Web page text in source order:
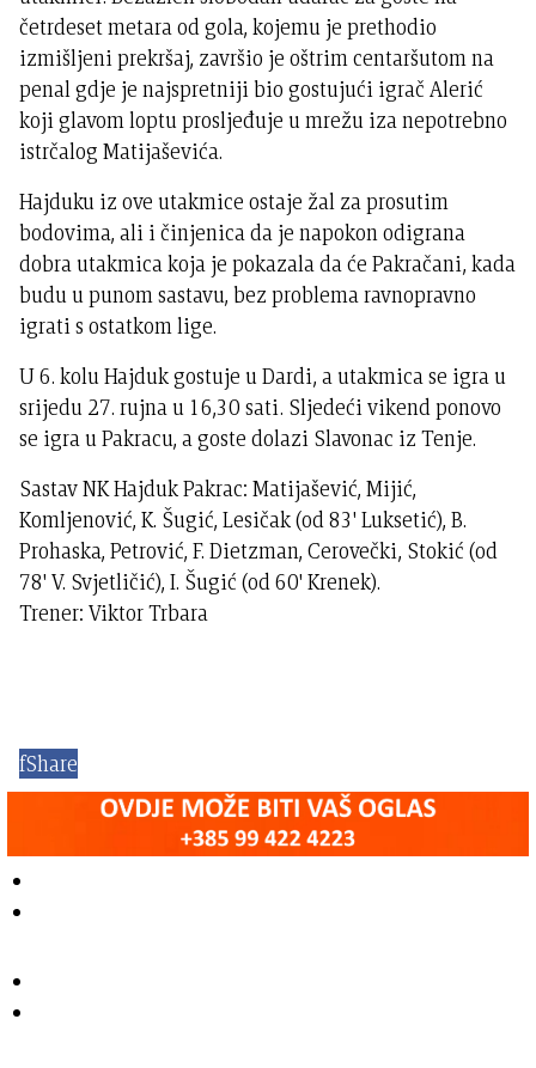
četrdeset metara od gola, kojemu je prethodio
izmišljeni prekršaj, završio je oštrim centaršutom na
penal gdje je najspretniji bio gostujući igrač Alerić
koji glavom loptu prosljeđuje u mrežu iza nepotrebno
istrčalog Matijaševića.
Hajduku iz ove utakmice ostaje žal za prosutim
bodovima, ali i činjenica da je napokon odigrana
dobra utakmica koja je pokazala da će Pakračani, kada
budu u punom sastavu, bez problema ravnopravno
igrati s ostatkom lige.
U 6. kolu Hajduk gostuje u Dardi, a utakmica se igra u
srijedu 27. rujna u 16,30 sati. Sljedeći vikend ponovo
se igra u Pakracu, a goste dolazi Slavonac iz Tenje.
Sastav NK Hajduk Pakrac: Matijašević, Mijić,
Komljenović, K. Šugić, Lesičak (od 83' Luksetić), B.
Prohaska, Petrović, F. Dietzman, Cerovečki, Stokić (od
78' V. Svjetličić), I. Šugić (od 60' Krenek).
Trener: Viktor Trbara
fShare